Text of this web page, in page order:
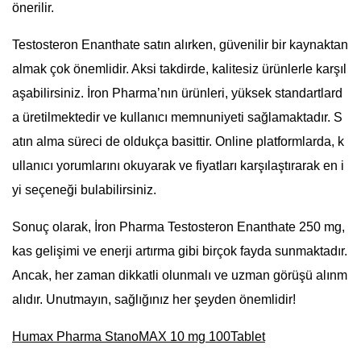
önerilir.
Testosteron Enanthate satın alırken, güvenilir bir kaynaktan
almak çok önemlidir. Aksi takdirde, kalitesiz ürünlerle karşıl
aşabilirsiniz. İron Pharma’nın ürünleri, yüksek standartlard
a üretilmektedir ve kullanıcı memnuniyeti sağlamaktadır. S
atın alma süreci de oldukça basittir. Online platformlarda, k
ullanıcı yorumlarını okuyarak ve fiyatları karşılaştırarak en i
yi seçeneği bulabilirsiniz.
Sonuç olarak, İron Pharma Testosteron Enanthate 250 mg,
kas gelişimi ve enerji artırma gibi birçok fayda sunmaktadır.
Ancak, her zaman dikkatli olunmalı ve uzman görüşü alınm
alıdır. Unutmayın, sağlığınız her şeyden önemlidir!
Humax Pharma StanoMAX 10 mg 100Tablet